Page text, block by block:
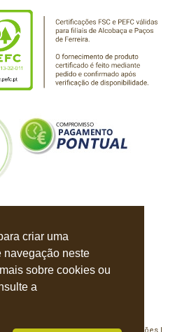
criar uma
navegação neste
sobre cookies ou
a